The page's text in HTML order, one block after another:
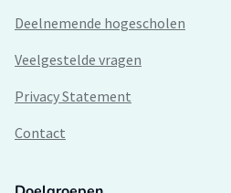
Deelnemende hogescholen
Veelgestelde vragen
Privacy Statement
Contact